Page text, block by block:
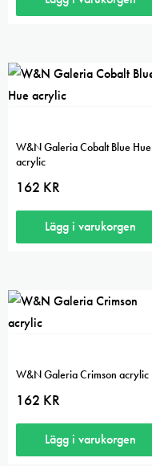
W&N Galeria Cobalt Blue Hue
acrylic
162 KR
Lägg i varukorgen
W&N Galeria Crimson acrylic
162 KR
Lägg i varukorgen